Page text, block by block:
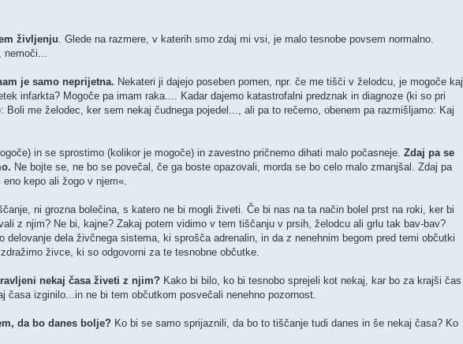
življenju . Glede na razmere, v katerih smo zdaj mi vsi, je malo tesnobe povsem normalno.
je samo neprijetna. Nekateri ji dajejo poseben pomen, npr. če me tišči v želodcu, je mogoče kaj
infarkta? Mogoče pa imam raka.... Kadar dajemo katastrofalni predznak in diagnoze (ki so pri
me želodec, ker sem nekaj čudnega pojedel..., ali pa to rečemo, obenem pa razmišljamo: Kaj
in se sprostimo (kolikor je mogoče) in zavestno pričnemo dihati malo počasneje. Zdaj pa se
Ne bojte se, ne bo se povečal, če ga boste opazovali, morda se bo celo malo zmanjšal. Zdaj pa
kepo ali žogo v njem«.
ni grozna bolečina, s katero ne bi mogli živeti. Če bi nas na ta način bolel prst na roki, ker bi
z njim? Ne bi, kajne? Zakaj potem vidimo v tem tiščanju v prsih, želodcu ali grlu tak bav-bav?
delovanje dela živčnega sistema, ki sprošča adrenalin, in da z nenehnim begom pred temi občutki
živce, ki so odgovorni za te tesnobne občutke.
nekaj časa živeti z njim? Kako bi bilo, ko bi tesnobo sprejeli kot nekaj, kar bo za krajši čas
izginilo...in ne bi tem občutkom posvečali nenehno pozornost.
da bo danes bolje? Ko bi se samo sprijaznili, da bo to tiščanje tudi danes in še nekaj časa? Ko